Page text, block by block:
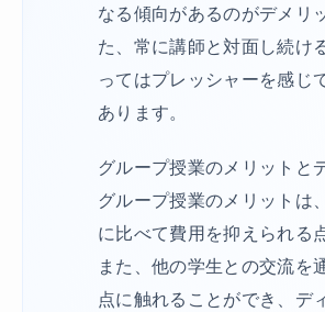
なる傾向があるのがデメリ
た、常に講師と対面し続け
ってはプレッシャーを感じ
あります。
グループ授業のメリットと
グループ授業のメリットは
に比べて費用を抑えられる
また、他の学生との交流を
点に触れることができ、デ